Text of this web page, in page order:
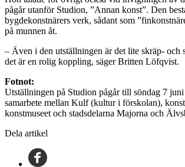
pågår utanför Studion, ”Annan konst”. Den
bygdekonstnärers verk, sådant som
på munnen åt.
– Även i den utställningen är det lite skräp- och
det är en rolig koppling, säger Britten Löfqvist.
Fotnot:
Utställningen på Studion pågår till söndag 7
samarbete mellan Kulf (kultur i förskolan),
konstmuseet och stadsdelarna Majorna och
Dela artikel